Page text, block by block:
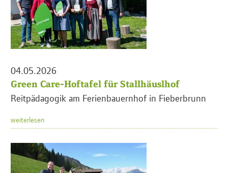
04.05.2026
Green Care-Hoftafel für Stallhäuslhof
Reitpädagogik am Ferienbauernhof in Fieberbrunn
weiterlesen